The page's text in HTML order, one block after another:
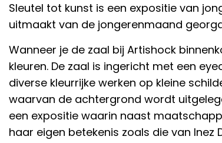
Sleutel tot kunst is een expositie van
uitmaakt van de jongerenmaand
Wanneer je de zaal bij Artishock
kleuren. De zaal is ingericht met een
diverse kleurrijke werken op kleine
waarvan de achtergrond wordt
een expositie waarin naast
haar eigen betekenis zoals die van Inez